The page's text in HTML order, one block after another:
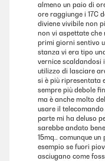
almeno un paio di
ore raggiunge i 17C
diviene vivibile non
non vi aspettate
primi giorni sentivo
stanza vi era tipo
vernice scaldandosi
utilizzo di lasciare
si è più ripresentata
sempre più debole
ma è anche molto
usare il
parte mi ha deluso
sarebbe andato
15mq.. comunque
esempio se fuori
asciugano come